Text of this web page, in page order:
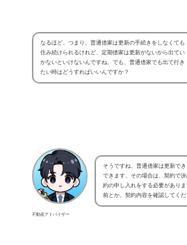
なるほど。つまり、普通借家は更新の手続きをしなくても
住み続けられるけれど、定期借家は更新がないから出てい
かないといけないんですね。でも、普通借家でも出て行き
たい時はどうすればいいんですか？
不動産アドバイザー
そうですね。普通借家は更新で
できます。その場合は、契約で
約の申し入れをする必要があり
前とか。契約内容を確認してくだ